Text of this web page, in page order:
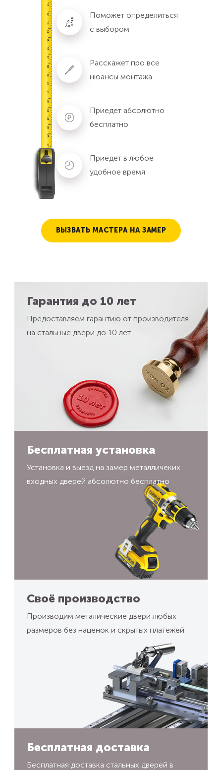
Поможет определиться
с выбором
Расскажет про все
нюансы монтажа
Приедет абсолютно
бесплатно
Приедет в любое
удобное время
ВЫЗВАТЬ МАСТЕРА НА ЗАМЕР
Гарантия до 10 лет
Предоставляем гарантию от производителя
на стальные двери до 10 лет
Бесплатная установка
Установка и выезд на замер металличеких
входных дверей абсолютно бесплатно
Своё производство
Производим металические двери любых
размеров без наценок и скрытых платежей
Бесплатная доставка
Бесплатная доставка стальных дверей в